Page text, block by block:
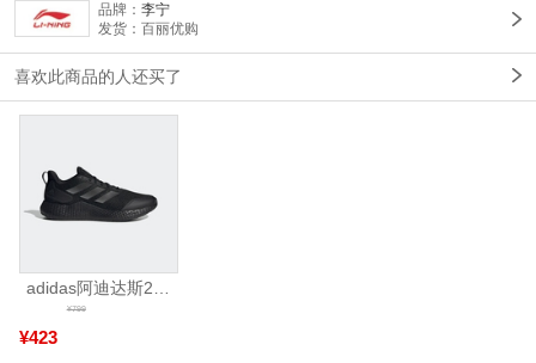
品牌： 李宁
发货：百丽优购
喜欢此商品的人还买了
adidas阿迪达斯2025中性edge gamedaySPW FTW-跑步GW2499
¥423
¥799